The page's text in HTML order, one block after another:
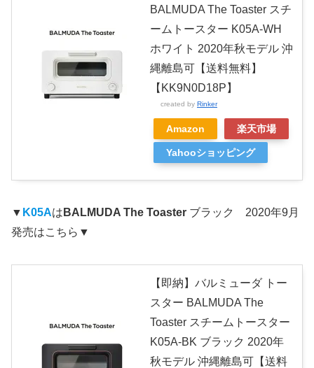
BALMUDA The Toaster スチ
ームトースター K05A-WH
ホワイト 2020年秋モデル 沖
縄離島可【送料無料】
【KK9N0D18P】
created by Rinker
Amazon 楽天市場
Yahooショッピング
▼ K05Aは BALMUDA The Toaster ブラック 2020年9月
発売はこちら▼
【即納】バルミューダ トー
スター BALMUDA The
Toaster スチームトースター
K05A-BK ブラック 2020年
秋モデル 沖縄離島可【送料